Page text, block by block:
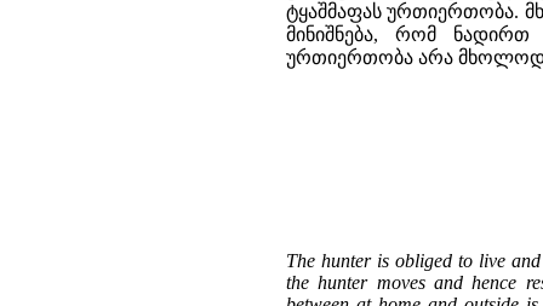
ტყაშმაფას ურთიერთობა.
მინიშნება, რომ ნადირთ
ურთიერთობა არა მხოლოდ
The hunter is obliged to live
the hunter moves and hence